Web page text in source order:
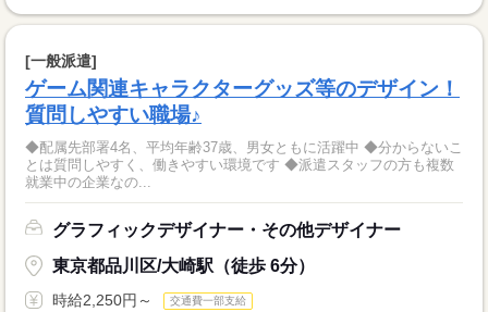
[一般派遣]
ゲーム関連キャラクターグッズ等のデザイン！
質問しやすい職場♪
◆配属先部署4名、平均年齢37歳、男女ともに活躍中 ◆分からないこ
とは質問しやすく、働きやすい環境です ◆派遣スタッフの方も複数
就業中の企業なの...
グラフィックデザイナー・その他デザイナー
東京都品川区/大崎駅（徒歩 6分）
時給2,250円～ 交通費一部支給